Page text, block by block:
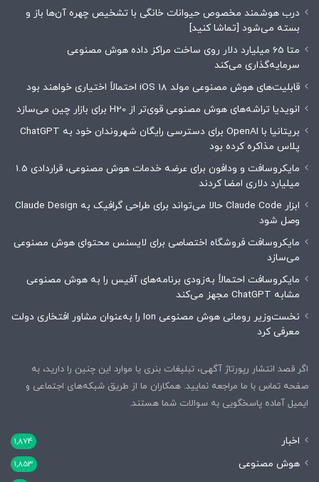
درب هوشمند مخصوص حیوانات خانگی با تشخیص چهره آن‌ها باز و
بسته می‌شود [تماشا کنید]
متا 65 میلیارد دلار روی ساخت مراکز داده هوش مصنوعی
سرمایه‌گذاری می‌کند
قابلیت‌های هوش مصنوعی مولد iOS 18 احتمالاً اختیاری خواهند بود
انویدیا تراشه‌های هوش مصنوعی قوی‌تر از H20 برای بازار چین می‌سازد
بریتانیا با OpenAI برای دسترسی رایگان شهروندان خود به ChatGPT
پلاس مذاکره کرده بود
مایکروسافت و ودافون برای عرضه خدمات هوش مصنوعی، قراردادی 1.5
میلیارد دلاری امضا کردند
ابزار Claude Code حالا می‌تواند برای طراحی گرافیک به Claude Design
وصل شود
مایکروسافت فروشگاه اختصاصی برای لایسنس محتوای هوش مصنوعی
می‌سازد
مایکروسافت احتمالاً به‌زودی برنامه‌های آفیس را به هوش مصنوعی
مشابه ChatGPT مجهز می‌کند
نخست‌وزیر رومانی هوش مصنوعی Ion را به‌عنوان مشاور افتخاری دولت
معرفی کرد
اگر قصد انتشار رپورتاژ آگهی، تبلیغات بنری یا موارد این چنین را دارید، به
صفحه تماس با ما مراجعه نمایید. همکاران ما از طریق شبکه‌های اجتماعی و
ایمیل آماده پاسخگویی به سوالات شما هستند.
اخبار 1,874
هوش مصنوعی 1,853